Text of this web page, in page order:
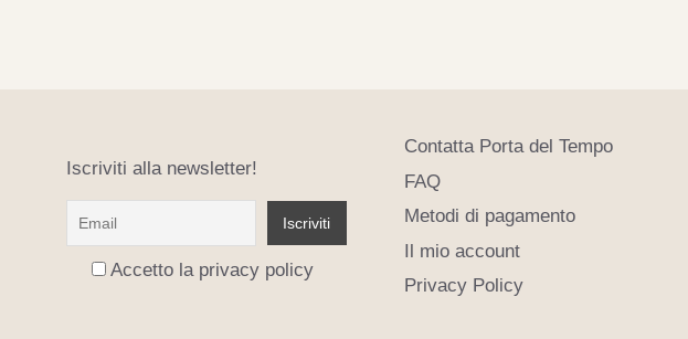
Iscriviti alla newsletter!
Accetto la privacy policy
Contatta Porta del Tempo
FAQ
Metodi di pagamento
Il mio account
Privacy Policy